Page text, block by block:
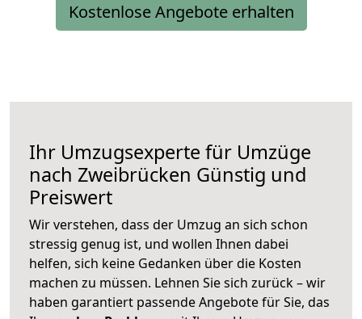
Kostenlose Angebote erhalten
Ihr Umzugsexperte für Umzüge
nach Zweibrücken Günstig und
Preiswert
Wir verstehen, dass der Umzug an sich schon
stressig genug ist, und wollen Ihnen dabei
helfen, sich keine Gedanken über die Kosten
machen zu müssen. Lehnen Sie sich zurück – wir
haben garantiert passende Angebote für Sie, das